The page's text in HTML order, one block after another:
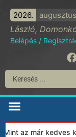
2026.
László,
Belépés /
az már kedves